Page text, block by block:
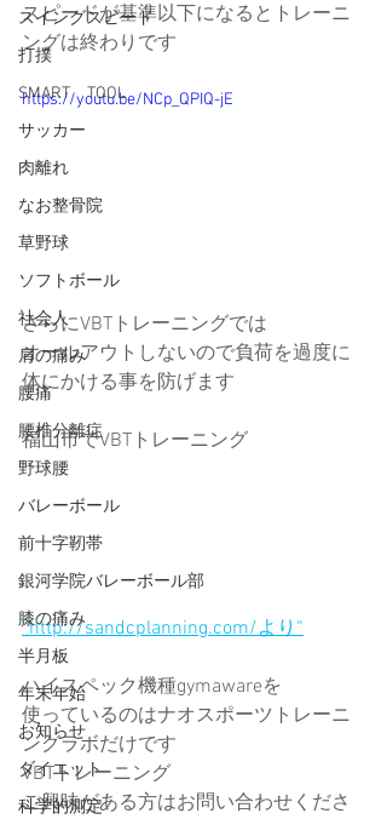
スイングスピード
打撲
SMART TOOL
サッカー
肉離れ
なお整骨院
草野球
ソフトボール
社会人
肩の痛み
腰痛
腰椎分離症
野球腰
バレーボール
前十字靭帯
銀河学院バレーボール部
膝の痛み
半月板
年末年始
お知らせ
ダイエット
科学的測定
スピードが基準以下になるとトレーニ
ングは終わりです
https://youtu.be/NCp_QPIQ-jE
さらにVBTトレーニングでは
オールアウトしないので負荷を過度に
体にかける事を防げます
福山市でVBTトレーニング
“http://sandcplanning.com/より“
ハイスペック機種gymawareを
使っているのはナオスポーツトレーニ
ングラボだけです
VBTトレーニング
ご興味がある方はお問い合わせくださ